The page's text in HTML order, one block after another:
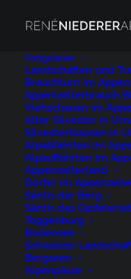
Fotogalerien
Landschaften und
Brauchtum im
Appenzellerbrauch
Viehschauen im
Alter Silvester in
Silvesterklausen in
Alpabfahrten im
Alpauffahrten im
Appenzellerland
Dörfer im
Säntis der Berg
Säntis das
Toggenburg
Bodensee
Schweizer
Bergseen
Alpenpässe
Home
11. MÄRZ 2024 |